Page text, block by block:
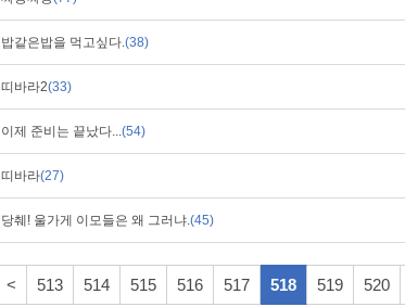
밥같은밥을 먹고싶다.(38)
띠바라2(33)
이제 준비는 끝났다...(54)
띠바라(27)
당췌! 울가게 이모들은 왜 그러냐.(45)
< 513 514 515 516 517 518 519 520